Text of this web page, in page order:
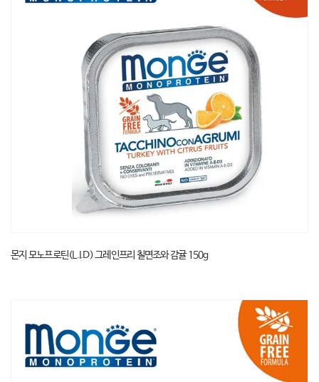
몬지 모노프로틴(L.I.D) 그레인프리 칠면조와 감귤 150g